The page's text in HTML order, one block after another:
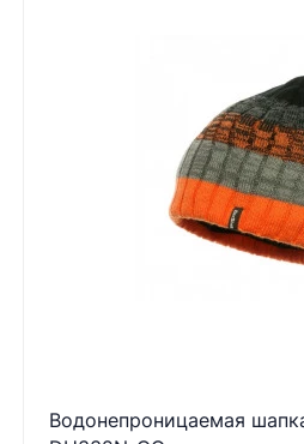
Водонепроницаемая